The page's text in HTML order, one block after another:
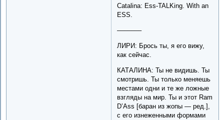
Catalina: Ess-TALKing. With an
ESS.
–––––––
ЛИРИ: Брось ты, я его вижу,
как сейчас.
КАТАЛИНА: Ты не видишь. Ты
смотришь. Ты только меняешь
местами одни и те же ложные
взгляды на мир. Ты и этот Ram
D’Ass [баран из жопы — ред.],
с его изнеженными формами